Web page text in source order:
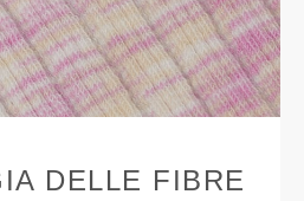
DELLE FIBRE